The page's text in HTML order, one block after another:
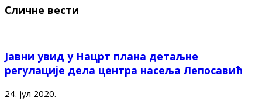
Сличне вести
Јавни увид у Нацрт плана детаљне
регулације дела центра насеља Лепосавић
24. јул 2020.